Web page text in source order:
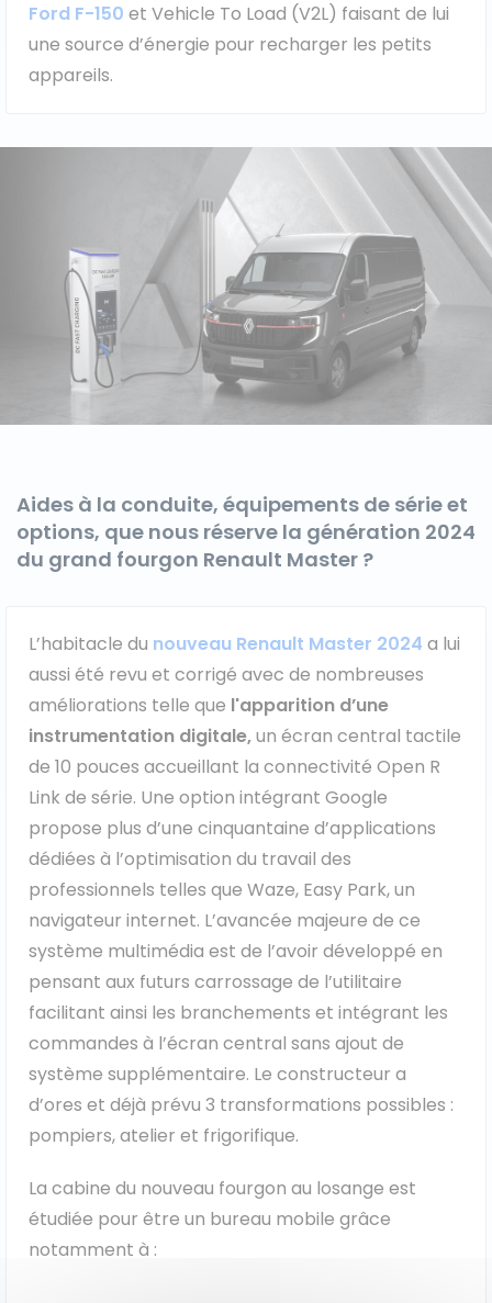
Ford F-150 et Vehicle To Load (V2L) faisant de lui
une source d’énergie pour recharger les petits
appareils.
Aides à la conduite, équipements de série et
options, que nous réserve la génération 2024
du grand fourgon Renault Master ?
L’habitacle du nouveau Renault Master 2024 a lui
aussi été revu et corrigé avec de nombreuses
améliorations telle que l'apparition d’une
instrumentation digitale,un écran central tactile
de 10 pouces accueillant la connectivité Open R
Link de série. Une option intégrant Google
propose plus d’une cinquantaine d’applications
dédiées à l’optimisation du travail des
professionnels telles que Waze, Easy Park, un
navigateur internet. L’avancée majeure de ce
système multimédia est de l’avoir développé en
pensant aux futurs carrossage de l’utilitaire
facilitant ainsi les branchements et intégrant les
commandes à l’écran central sans ajout de
système supplémentaire. Le constructeur a
d’ores et déjà prévu 3 transformations possibles :
pompiers, atelier et frigorifique.
La cabine du nouveau fourgon au losange est
étudiée pour être un bureau mobile grâce
notamment à :